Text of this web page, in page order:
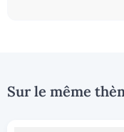
Sur le même